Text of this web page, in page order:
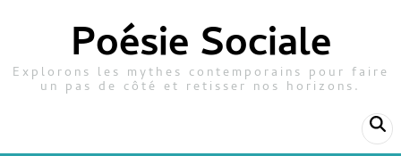
Poésie Sociale
Explorons les mythes contemporains pour faire
un pas de côté et retisser nos horizons.